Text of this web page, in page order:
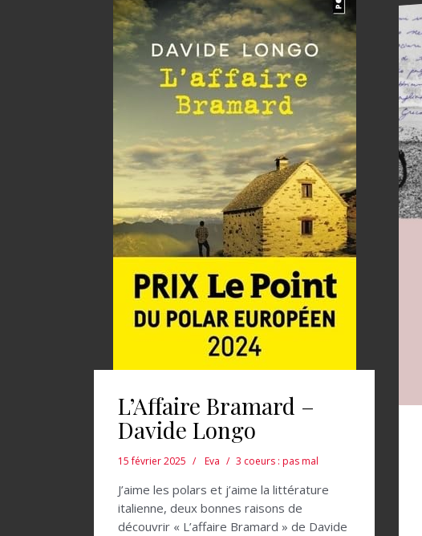
L’Affaire Bramard –
Davide Longo
15 février 2025 Eva 3 coeurs : pas mal
J’aime les polars et j’aime la littérature
italienne, deux bonnes raisons de
découvrir « L’affaire Bramard » de Davide